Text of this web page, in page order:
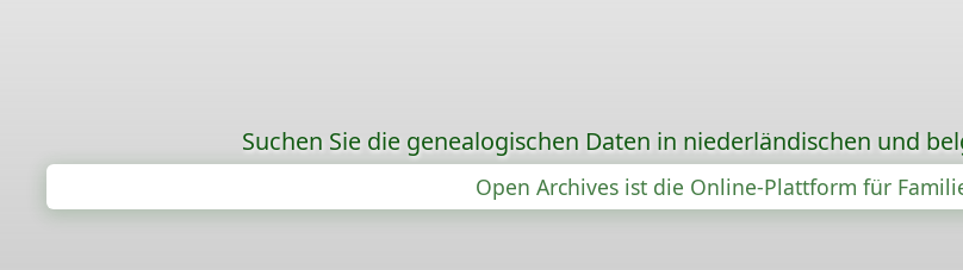
Suchen Sie die genealogischen Daten in niederländischen und
Open Archives ist die Online-Plattform für